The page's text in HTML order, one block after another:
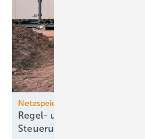
Netzspeicher
Regel- und Handels­energie
Steuerungstechnik